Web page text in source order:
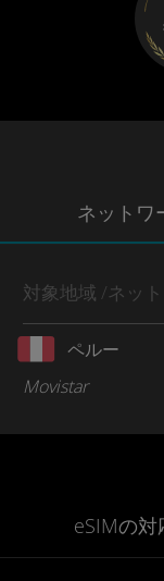
ネットワ
対象地域 /ネッ
ペルー
Movistar
eSIMの